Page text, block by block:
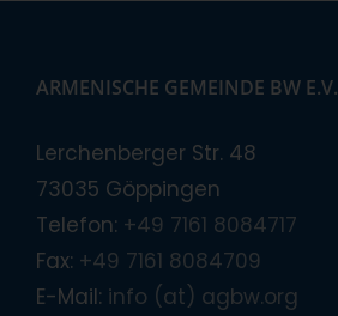
ARMENISCHE GEMEINDE BW E.V.
Lerchenberger Str. 48
73035 Göppingen
Telefon: +49 7161 8084717
Fax: +49 7161 8084709
E-Mail: info (at) agbw.org